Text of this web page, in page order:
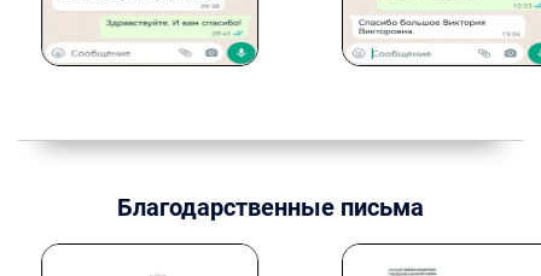
Благодарственные письма